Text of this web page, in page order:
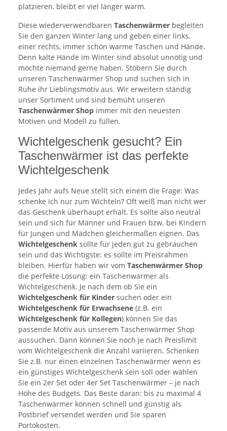
platzieren, bleibt er viel länger warm.
Diese wiederverwendbaren Taschenwärmer begleiten
Sie den ganzen Winter lang und geben einer links,
einer rechts, immer schön warme Taschen und Hände.
Denn kalte Hände im Winter sind absolut unnötig und
möchte niemand gerne haben. Stöbern Sie durch
unseren Taschenwärmer Shop und suchen sich in
Ruhe ihr Lieblingsmotiv aus. Wir erweitern ständig
unser Sortiment und sind bemüht unseren
Taschenwärmer Shop immer mit den neuesten
Motiven und Modell zu füllen.
Wichtelgeschenk gesucht? Ein
Taschenwärmer ist das perfekte
Wichtelgeschenk
Jedes Jahr aufs Neue stellt sich einem die Frage: Was
schenke ich nur zum Wichteln? Oft weiß man nicht wer
das Geschenk überhaupt erhält. Es sollte also neutral
sein und sich für Männer und Frauen bzw. bei Kindern
für Jungen und Mädchen gleichermaßen eignen. Das
Wichtelgeschenk sollte für jeden gut zu gebrauchen
sein und das Wichtigste: es sollte im Preisrahmen
bleiben. Hierfür haben wir vom Taschenwärmer Shop
die perfekte Lösung: ein Taschenwärmer als
Wichtelgeschenk. Je nach dem ob Sie ein
Wichtelgeschenk für Kinder suchen oder ein
Wichtelgeschenk für Erwachsene (z.B. ein
Wichtelgeschenk für Kollegen) können Sie das
passende Motiv aus unserem Taschenwärmer Shop
aussuchen. Dann können Sie noch je nach Preislimit
vom Wichtelgeschenk die Anzahl variieren. Schenken
Sie z.B. nur einen einzelnen Taschenwärmer wenn es
ein günstiges Wichtelgeschenk sein soll oder wählen
Sie ein 2er Set oder 4er Set Taschenwärmer – je nach
Höhe des Budgets. Das Beste daran: bis zu maximal 4
Taschenwärmer können schnell und günstig als
Postbrief versendet werden und Sie sparen
Portokosten.